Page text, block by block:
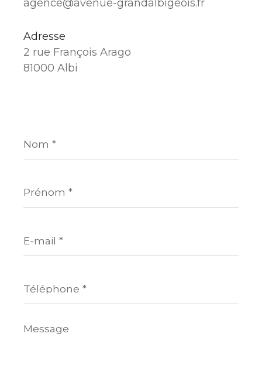
agence@avenue-grandalbigeois.fr
Adresse
2 rue François Arago
81000 Albi
*
*
mail
*
*
Message
*